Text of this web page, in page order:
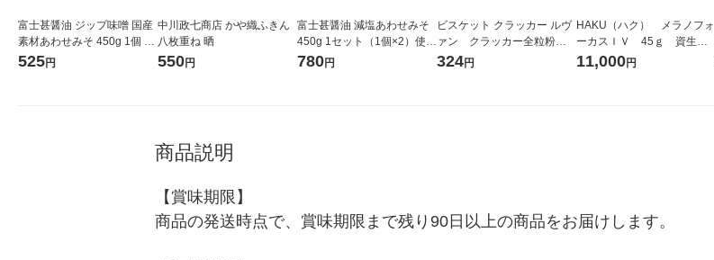
富士甚醤油 ジップ味噌 国産
素材あわせみそ 450g 1個 使
いやすいジップ付き味噌 あ
525円
中川政七商店 かや織ふきん
八枚重ね 晒
550円
富士甚醤油 減塩あわせみそ
450g 1セット（1個×2）使い
やすいジップ付き 味噌 コ
780円
ビスケット クラッカー ルヴ
ァン クラッカー全粒粉 9
パック入 1個
324円
HAKU（ハク） メラノフォ
ーカスＩＶ 45ｇ 資生
堂 おまけ付き
11,000円
商品説明
【賞味期限】
商品の発送時点で、賞味期限まで残り90日以上の商品をお届けします。